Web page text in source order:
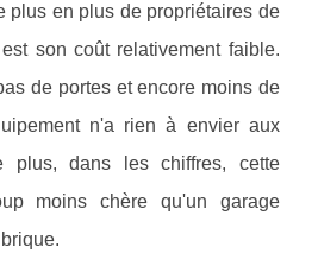
plus en plus de propriétaires de
son coût relativement faible.
de portes et encore moins de
n'a rien à envier aux
plus, dans les chiffres, cette
moins chère qu'un garage